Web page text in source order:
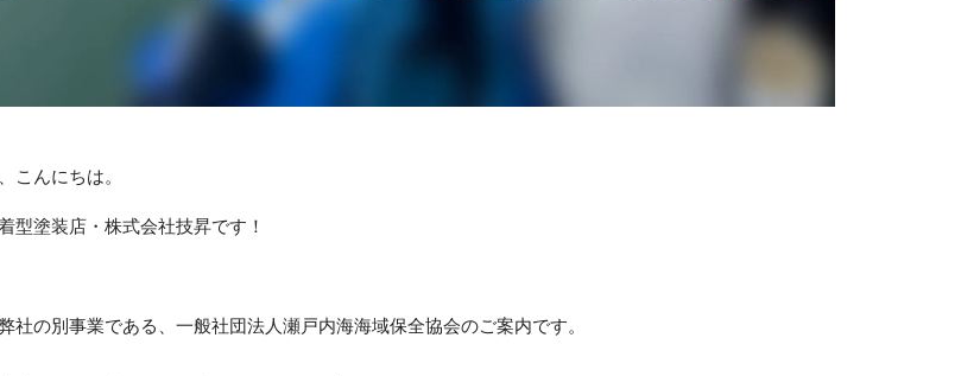
こんにちは。
型塗装店・株式会社技昇です！
社の別事業である、一般社団法人瀬戸内海海域保全協会のご案内です。